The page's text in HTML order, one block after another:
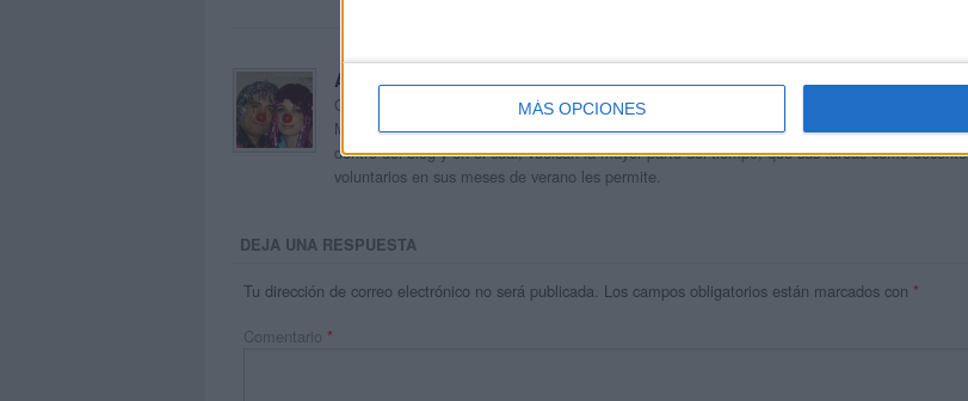
MÁS OPCIONES
Acerca de orientacionandujar
Orientación Andújar no es solo un blog, es la apuesta personal de dos profesores Ginés y
Maribel, que además de ser pareja, son los encargados de los contenidos que encontramos
dentro del blog y en el cual, vuelcan la mayor parte del tiempo, que sus tareas como
voluntarios en sus meses de verano les permite.
DEJA UNA RESPUESTA
Tu dirección de correo electrónico no será publicada. Los campos obligatorios están marcados con *
Comentario *